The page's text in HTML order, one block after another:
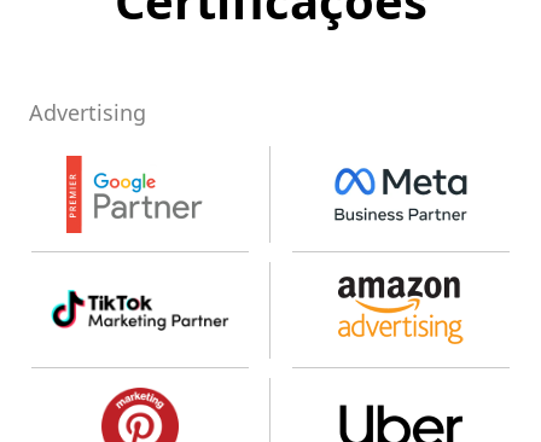
Advertising